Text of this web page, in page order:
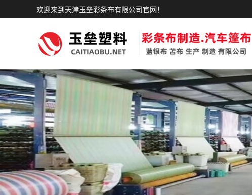
欢迎来到天津玉垒彩条布有限公司官网！